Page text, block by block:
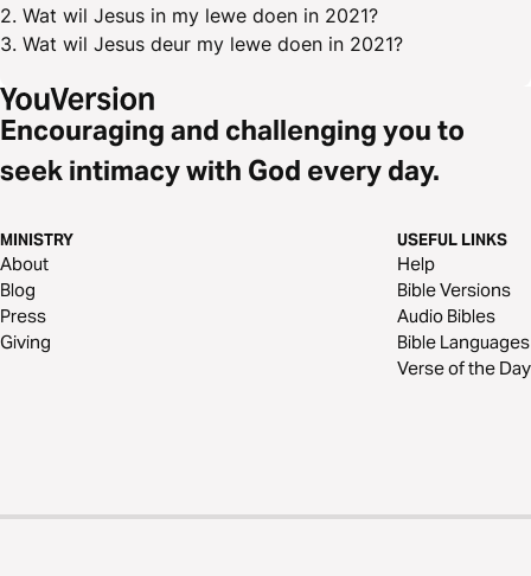
2. Wat wil Jesus in my lewe doen in 2021?
3. Wat wil Jesus deur my lewe doen in 2021?
Encouraging and challenging you to
seek intimacy with God every day.
MINISTRY
About
Blog
Press
Giving
USEFUL LINKS
Help
Bible Versions
Audio Bibles
Bible Languages
Verse of the Day